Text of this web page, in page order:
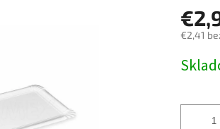
€2,41
cena: